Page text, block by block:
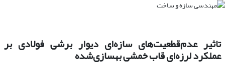
تاثیر عدم‌قطعیت‌های سازه‌ای دیوار برشی فولادی بر
عملکرد لرزه‌ای قاب خمشی بهسازی‌شده